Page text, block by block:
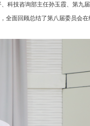
科技咨询部主任孙玉霞、第九
面回顾总结了第八届委员会